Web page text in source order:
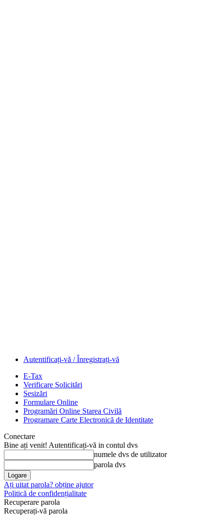
Autentificați-vă / Înregistrați-vă
E-Tax
Verificare Solicitări
Sesizări
Formulare Online
Programări Online Starea Civilă
Programare Carte Electronică de Identitate
Conectare
Bine ați venit! Autentificați-vă in contul dvs
numele dvs de utilizator
parola dvs
Ați uitat parola? obține ajutor
Politică de confidențialitate
Recuperare parola
Recuperați-vă parola